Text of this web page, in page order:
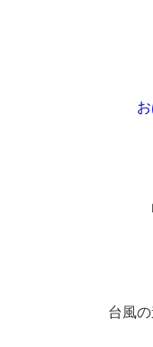
お
台風